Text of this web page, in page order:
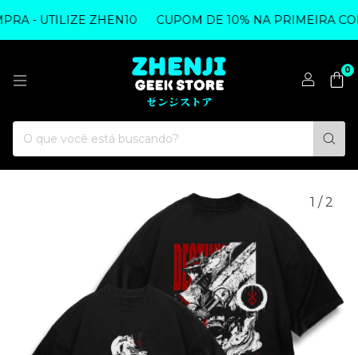
- UTILIZE ZHEN10 CUPOM DE 10% NA PRIMEIRA
0
1 / 2